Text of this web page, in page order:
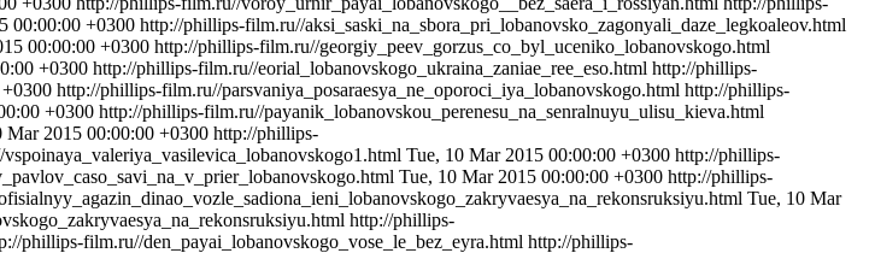
00:00:00 +0300 http://phillips-film.ru//aksi_saski_na_sbora_pri_lobanovsko_zagonyali_daze_legkoaleov.html
00:00:00 +0300 http://phillips-film.ru//georgiy_peev_gorzus_co_byl_uceniko_lobanovskogo.html
+0300 http://phillips-film.ru//eorial_lobanovskogo_ukraina_zaniae_ree_eso.html http://phillips-
http://phillips-film.ru//parsvaniya_posaraesya_ne_oporoci_iya_lobanovskogo.html http://phillips-
+0300 http://phillips-film.ru//payanik_lobanovskou_perenesu_na_senralnuyu_ulisu_kieva.html
Mar 2015 00:00:00 +0300 http://phillips-
Tue, 10 Mar 2015 00:00:00 +0300 http://phillips-
Tue, 10 Mar 2015 00:00:00 +0300 http://phillips-
Tue, 10 Mar
http://phillips-
phillips-film.ru//den_payai_lobanovskogo_vose_le_bez_eyra.html http://phillips-